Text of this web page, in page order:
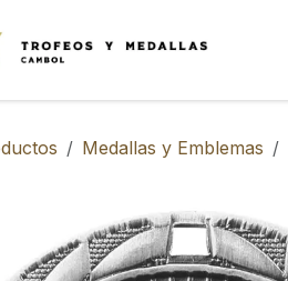
Medallas y Emblemas